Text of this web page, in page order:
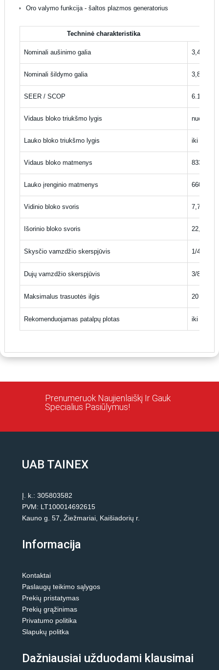
Oro valymo funkcija - šaltos plazmos generatorius
Techninė charakteristika
Nominali aušinimo galia 3,4 kW
Nominali šildymo galia 3,8 kW
SEER / SCOP 6.1 / 4.0
Vidaus bloko triukšmo lygis nuo 19
Lauko bloko triukšmo lygis iki 52
Vidaus bloko matmenys 833 x
Lauko įrenginio matmenys 660 x
Vidinio bloko svoris 7,7 kg
Išorinio bloko svoris 22,1 kg
Skysčio vamzdžio skerspjūvis 1/4 colio
Dujų vamzdžio skerspjūvis 3/8 colio
Maksimalus trasuotės ilgis 20 m
Rekomenduojamas patalpų plotas iki 40 m²
Prenumeruok Naujienlaiškį Ir Gauk
Specialius Pasiūlymus!
UAB TAINEX
Į. k.: 305803582
PVM: LT100014692615
Kauno g. 57, Žiežmariai, Kaišiadorių r.
Informacija
Kontaktai
Paslaugų teikimo sąlygos
Prekių pristatymas
Prekių grąžinimas
Privatumo politika
Slapukų politka
Dažniausiai užduodami klausimai